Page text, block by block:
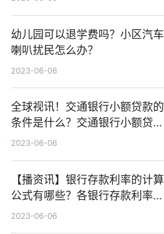
幼儿园可以退学费吗？小区汽车
喇叭扰民怎么办？
2023-06-06
全球视讯！交通银行小额贷款的
条件是什么？交通银行小额贷款
的流程复杂吗？
2023-06-06
【播资讯】银行存款利率的计算
公式有哪些？各银行存款利率表
整理
2023-06-06